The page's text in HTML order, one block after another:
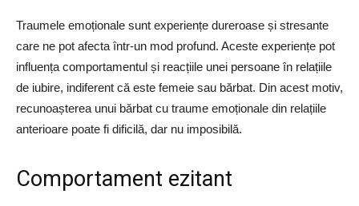
Traumele emoționale sunt experiențe dureroase și stresante
care ne pot afecta într-un mod profund. Aceste experiențe pot
influența comportamentul și reacțiile unei persoane în relațiile
de iubire, indiferent că este femeie sau bărbat. Din acest motiv,
recunoașterea unui bărbat cu traume emoționale din relațiile
anterioare poate fi dificilă, dar nu imposibilă.
Comportament ezitant